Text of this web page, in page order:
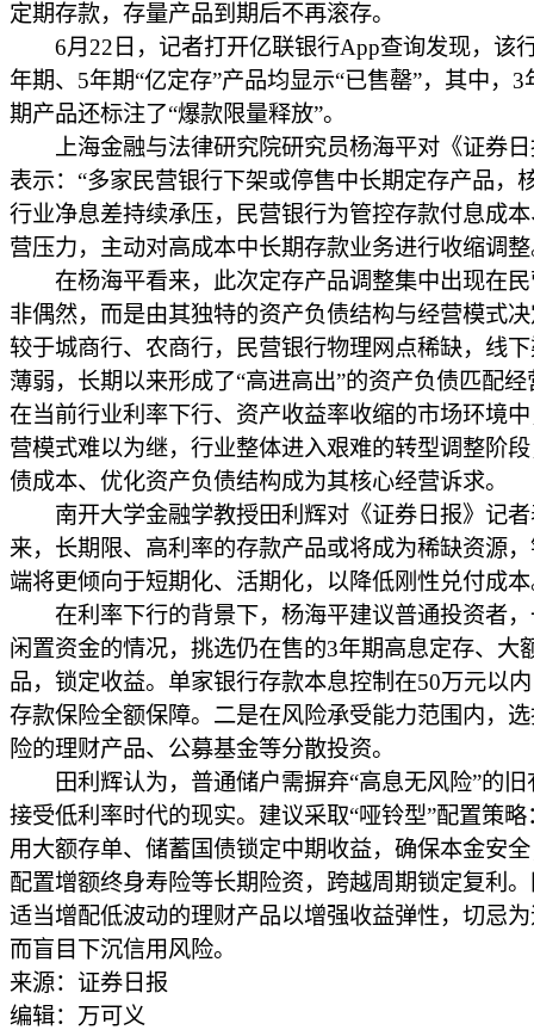
定期存款，存量产品到期后不再滚存。
6月22日，记者打开亿联银行App查询发现，该
年期、5年期“亿定存”产品均显示“已售罄”，其中，3
期产品还标注了“爆款限量释放”。
上海金融与法律研究院研究员杨海平对《证券日
表示：“多家民营银行下架或停售中长期定存产品，
行业净息差持续承压，民营银行为管控存款付息成
营压力，主动对高成本中长期存款业务进行收缩调整
在杨海平看来，此次定存产品调整集中出现在民
非偶然，而是由其独特的资产负债结构与经营模式
较于城商行、农商行，民营银行物理网点稀缺，线
薄弱，长期以来形成了“高进高出”的资产负债匹配经
在当前行业利率下行、资产收益率收缩的市场环境
营模式难以为继，行业整体进入艰难的转型调整阶
债成本、优化资产负债结构成为其核心经营诉求。
南开大学金融学教授田利辉对《证券日报》记者
来，长期限、高利率的存款产品或将成为稀缺资源
端将更倾向于短期化、活期化，以降低刚性兑付成
在利率下行的背景下，杨海平建议普通投资者，
闲置资金的情况，挑选仍在售的3年期高息定存、大
品，锁定收益。单家银行存款本息控制在50万元以
存款保险全额保障。二是在风险承受能力范围内，
险的理财产品、公募基金等分散投资。
田利辉认为，普通储户需摒弃“高息无风险”的旧
接受低利率时代的现实。建议采取“哑铃型”配置策略
用大额存单、储蓄国债锁定中期收益，确保本金安
配置增额终身寿险等长期险资，跨越周期锁定复利
适当增配低波动的理财产品以增强收益弹性，切忌
而盲目下沉信用风险。
来源：证券日报
编辑：万可义